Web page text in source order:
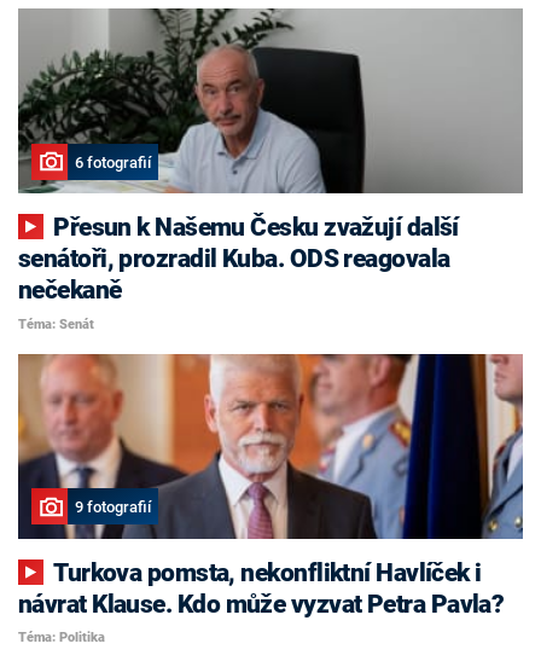
6 fotografií
senátoři, prozradil Kuba. ODS reagovala
nečekaně
Téma: Senát
9 fotografií
Turkova pomsta, nekonfliktní Havlíček i
návrat Klause. Kdo může vyzvat Petra Pavla?
Téma: Politika